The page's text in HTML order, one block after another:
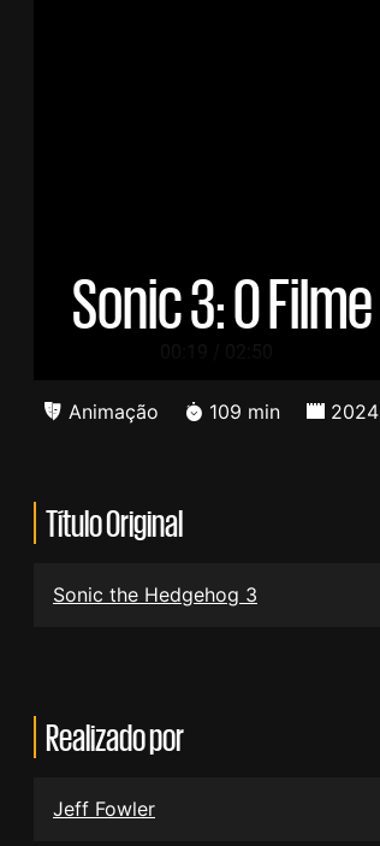
Sonic 3: O Filme
Animação 109 min 2024
Título Original
Sonic the Hedgehog 3
Realizado por
Jeff Fowler